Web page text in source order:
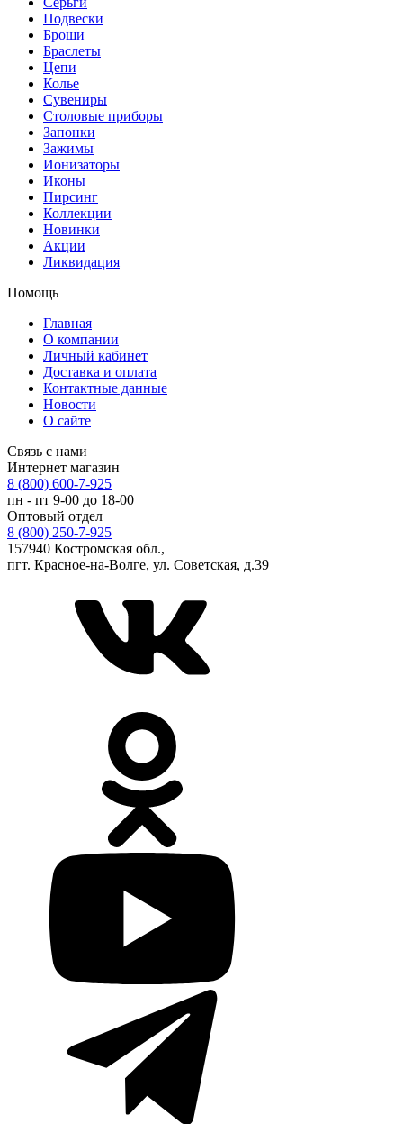
Подвески
Броши
Браслеты
Цепи
Колье
Сувениры
Столовые приборы
Запонки
Зажимы
Ионизаторы
Иконы
Пирсинг
Коллекции
Новинки
Акции
Ликвидация
Помощь
Главная
О компании
Личный кабинет
Доставка и оплата
Контактные данные
Новости
О сайте
Связь с нами
Интернет магазин
8 (800) 600-7-925
пн - пт 9-00 до 18-00
Оптовый отдел
8 (800) 250-7-925
157940 Костромская обл.,
пгт. Красное-на-Волге, ул. Советская, д.39